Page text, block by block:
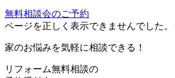
無料相談会のご予約
ページを正しく表示できませんでした
家のお悩みを気軽に相談できる！
リフォーム無料相談の